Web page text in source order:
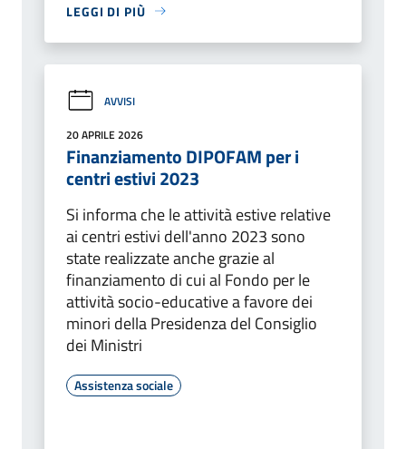
LEGGI DI PIÙ
AVVISI
20 APRILE 2026
Finanziamento DIPOFAM per i
centri estivi 2023
Si informa che le attività estive relative
ai centri estivi dell'anno 2023 sono
state realizzate anche grazie al
finanziamento di cui al Fondo per le
attività socio-educative a favore dei
minori della Presidenza del Consiglio
dei Ministri
Assistenza sociale